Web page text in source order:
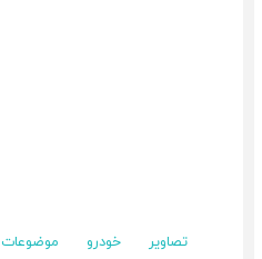
تصاویر خودرو موضوعات